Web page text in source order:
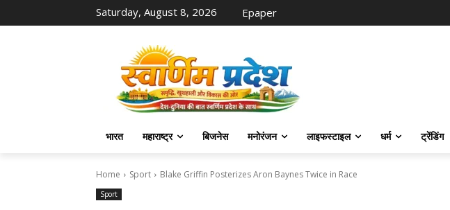
Saturday, August 8, 2026 Epaper
भारत महाराष्ट्र बिजनेस मनोरंजन लाइफस्‍टाइल धर्म ट्रेंडिंग
Home Sport Blake Griffin Posterizes Aron Baynes Twice in Race
Sport